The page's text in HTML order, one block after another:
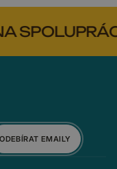
ODEBÍRAT EMAILY